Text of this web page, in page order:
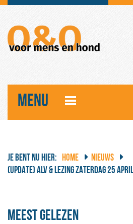
MENU
JE BENT NU HIER: HOME
NIEUWS
(UPDATE) ALV & LEZING ZATERDAG 25
Meest gelezen